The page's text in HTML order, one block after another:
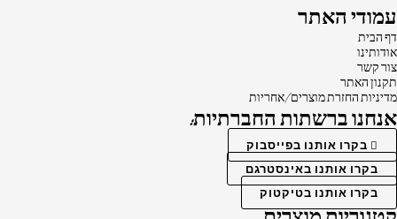
עמודי האתר
דף הבית
אודותינו
צור קשר
תקנון האתר
מדיניות החזרת מוצרים/אחריות
אנחנו ברשתות החברתיות:
בקרו אותנו בפייסבוק
בקרו אותנו באינסטרגם
בקרו אותנו בטיקטוק